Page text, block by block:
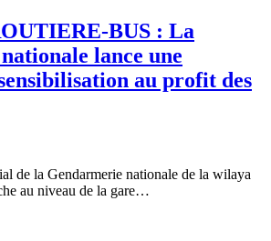
BUS : La
lance une
au profit des
de la Gendarmerie nationale de la wilaya
au niveau de la gare…